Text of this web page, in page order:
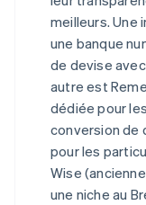
meilleurs. Une
une banque
de devise avec
autre est
dédiée pour
conversion de
pour les
Wise
une niche au